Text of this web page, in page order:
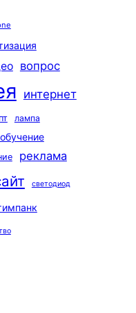
вопрос
интернет
лампа
реклама
светодиод